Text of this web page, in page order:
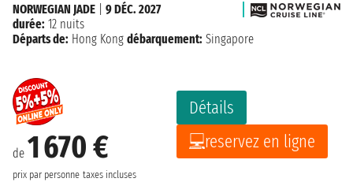
de 1 670 €
prix par personne taxes incluses
Détails
reservez en ligne
NORWEGIAN JADE
9 DÉC. 2027
durée: 12 nuits
Départs de: Hong Kong débarquement: Singapore